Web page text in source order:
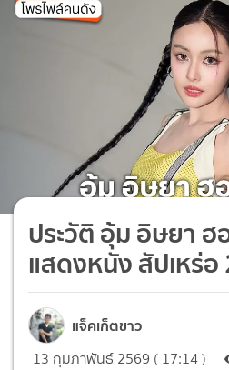
ประวัติ อุ้ม อิษยา
แสดงหนัง สัปเหร่อ
แจ็คเก็ตขาว
13 กุมภาพันธ์ 2569 ( 17:14 )